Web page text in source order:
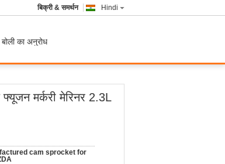
Hindi
बिक्री & समर्थन
का अनुरोध
मर्करी मेरिनर 2.3L
cam sprocket for